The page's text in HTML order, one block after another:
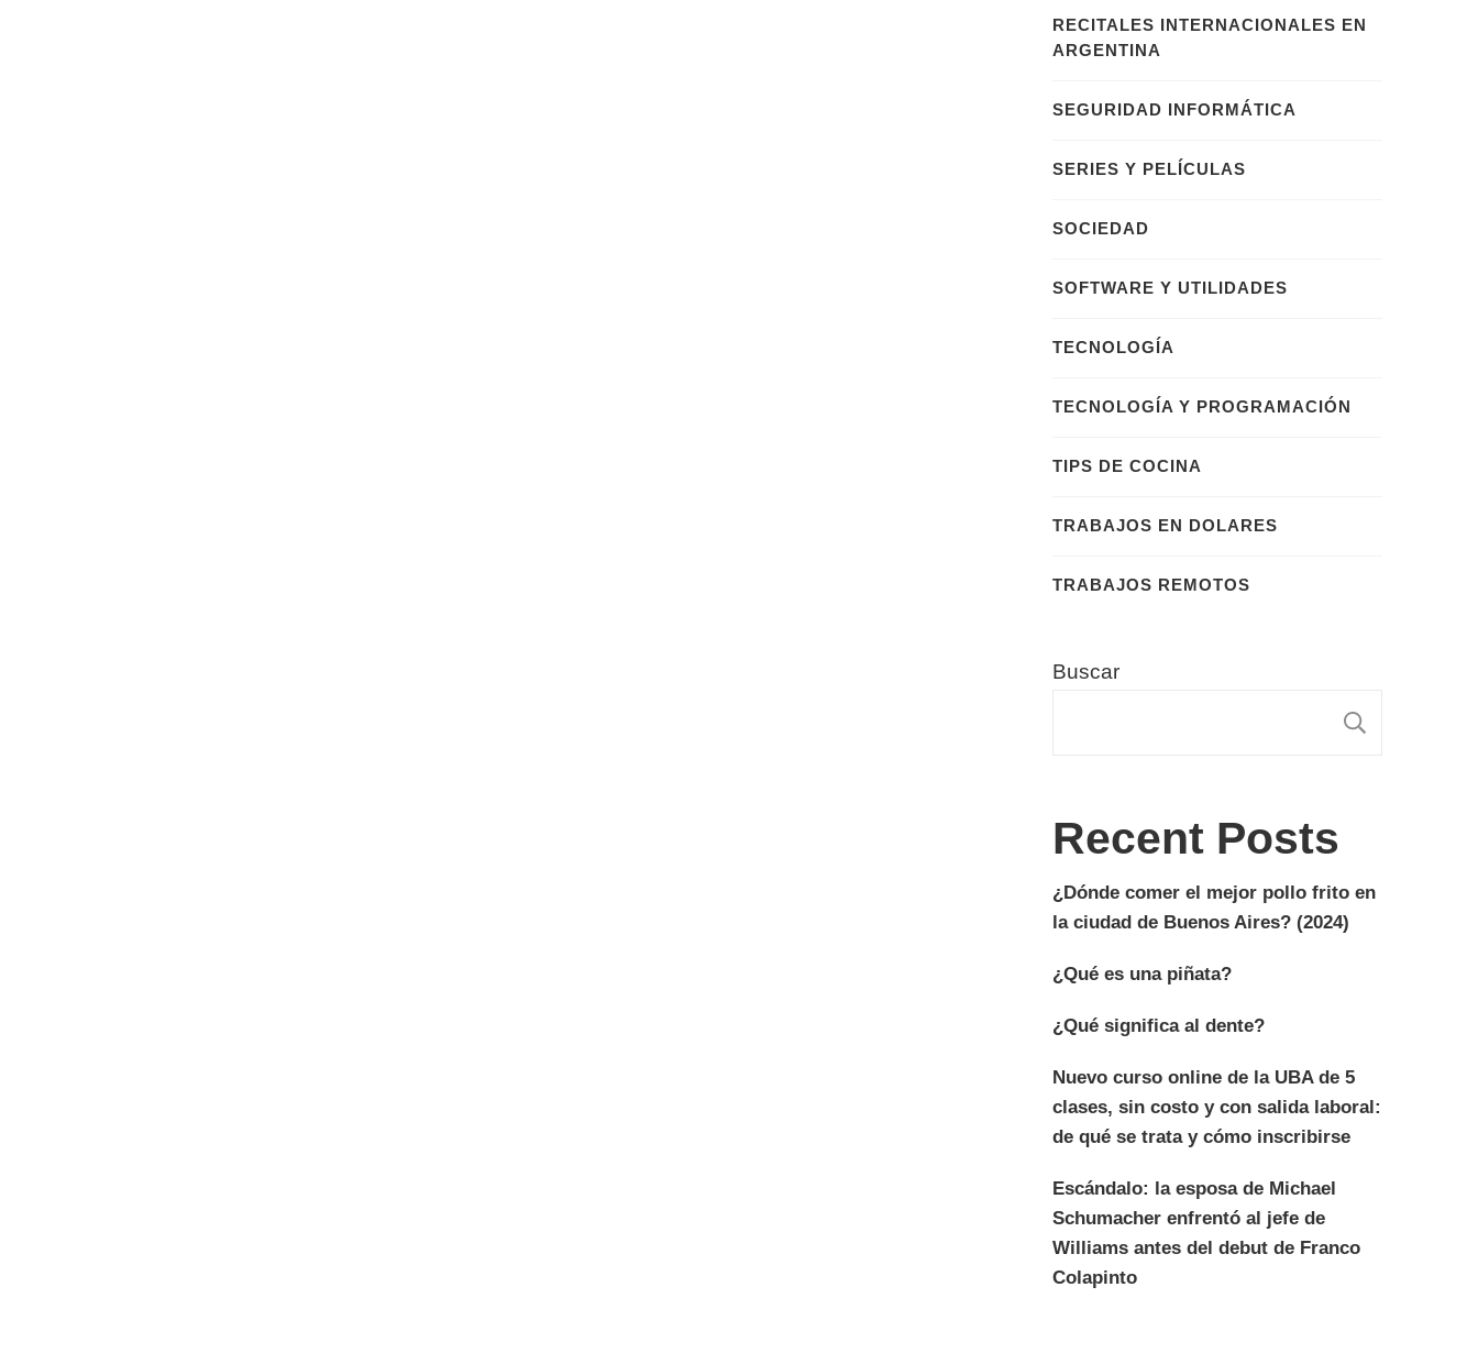
RECITALES INTERNACIONALES EN
ARGENTINA
SEGURIDAD INFORMÁTICA
SERIES Y PELÍCULAS
SOCIEDAD
SOFTWARE Y UTILIDADES
TECNOLOGÍA
TECNOLOGÍA Y PROGRAMACIÓN
TIPS DE COCINA
TRABAJOS EN DOLARES
TRABAJOS REMOTOS
Buscar
Recent Posts
¿Dónde comer el mejor pollo frito en
la ciudad de Buenos Aires? (2024)
¿Qué es una piñata?
¿Qué significa al dente?
Nuevo curso online de la UBA de 5
clases, sin costo y con salida laboral:
de qué se trata y cómo inscribirse
Escándalo: la esposa de Michael
Schumacher enfrentó al jefe de
Williams antes del debut de Franco
Colapinto